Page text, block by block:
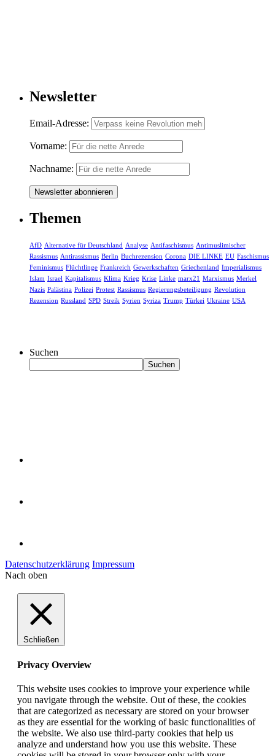
Newsletter
Email-Adresse:
Vorname:
Nachname:
Themen
AfD Alternative für Deutschland Analyse Antifaschismus Antimuslimischer
Rassismus Antirassismus Berlin Buchrezension Corona DIE LINKE EU Faschismus
Feminismus Flüchtlinge Frankreich Gewerkschaften Griechenland Imperialismus
Islam Israel Kapitalismus Klima Krieg Krise Linke marx21 Marxismus Merkel
Nazis Palästina Polizei Protest Rassismus Regierungsbeteiligung Revolution
Rezension Russland SPD Streik Syrien Syriza Trump Türkei Ukraine USA
Suchen
Suchen
Datenschutzerklärung Impressum
Nach oben
Schließen
Privacy Overview
This website uses cookies to improve your experience while
you navigate through the website. Out of these, the cookies
that are categorized as necessary are stored on your browser
as they are essential for the working of basic functionalities of
the website. We also use third-party cookies that help us
analyze and understand how you use this website. These